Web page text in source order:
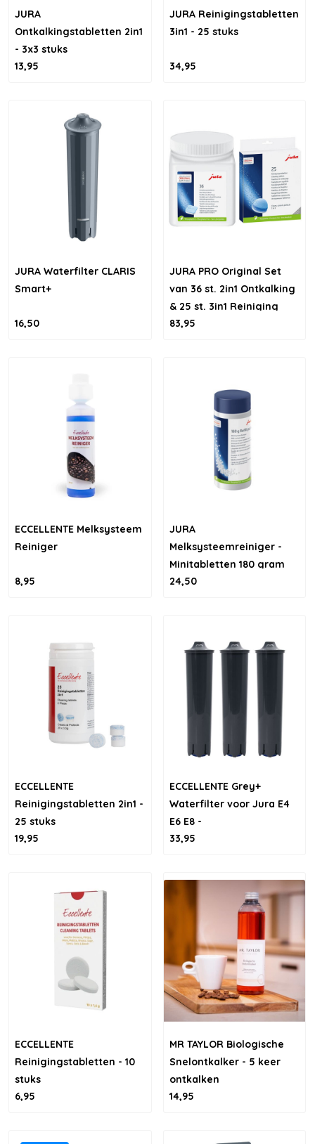
JURA
Ontkalkingstabletten 2in1
- 3x3 stuks
13,95
JURA Reinigingstabletten
3in1 - 25 stuks
34,95
JURA Waterfilter CLARIS
Smart+
16,50
JURA PRO Original Set
van 36 st. 2in1 Ontkalking
& 25 st. 3in1 Reiniging
83,95
ECCELLENTE Melksysteem
Reiniger
8,95
JURA
Melksysteemreiniger -
Minitabletten 180 gram
Navulling
24,50
ECCELLENTE
Reinigingstabletten 2in1 -
25 stuks
19,95
ECCELLENTE Grey+
Waterfilter voor Jura E4
E6 E8 -
Voordeelverpakking
33,95
ECCELLENTE
Reinigingstabletten - 10
stuks
6,95
MR TAYLOR Biologische
Snelontkalker - 5 keer
ontkalken
14,95